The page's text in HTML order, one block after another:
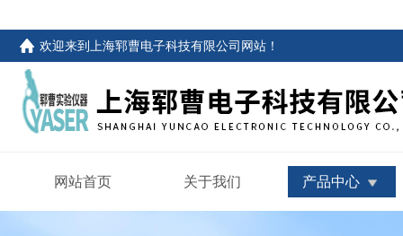
欢迎来到 上海郓曹电子科技有限公司网站 ！
网站首页 关于我们 产品中心